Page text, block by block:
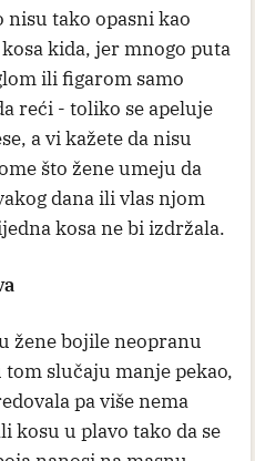
nisu tako opasni kao
kida, jer mnogo puta
ili figarom samo
reći - toliko se apeluje
a vi kažete da nisu
što žene umeju da
dana ili vlas njom
kosa ne bi izdržala.
žene bojile neopranu
slučaju manje pekao,
pa više nema
kosu u plavo tako da se